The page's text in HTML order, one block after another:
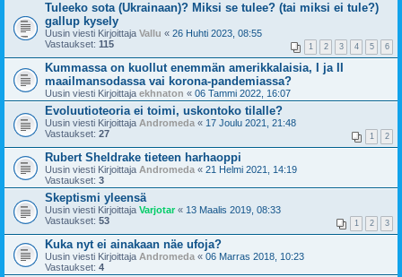
Tuleeko sota (Ukrainaan)? Miksi se tulee? (tai miksi ei tule?)
gallup kysely
Uusin viesti Kirjoittaja Vallu « 26 Huhti 2023, 08:55
Vastaukset: 115 1 2 3 4 5 6
Kummassa on kuollut enemmän amerikkalaisia, I ja II
maailmansodassa vai korona-pandemiassa?
Uusin viesti Kirjoittaja ekhnaton « 06 Tammi 2022, 16:07
Evoluutioteoria ei toimi, uskontoko tilalle?
Uusin viesti Kirjoittaja Andromeda « 17 Joulu 2021, 21:48
Vastaukset: 27 1 2
Rubert Sheldrake tieteen harhaoppi
Uusin viesti Kirjoittaja Andromeda « 21 Helmi 2021, 14:19
Vastaukset: 3
Skeptismi yleensä
Uusin viesti Kirjoittaja Varjotar « 13 Maalis 2019, 08:33
Vastaukset: 53 1 2 3
Kuka nyt ei ainakaan näe ufoja?
Uusin viesti Kirjoittaja Andromeda « 06 Marras 2018, 10:23
Vastaukset: 4